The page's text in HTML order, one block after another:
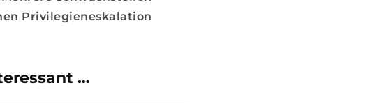
Privilegieneskalation
…